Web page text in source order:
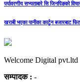
पर्यावरणीय सभ्यताबारे सि जिनपिङको
खराबी भएका पानीका कार्टुन बजारबाट
Welcome Digital pvt.ltd
सम्पादक : -